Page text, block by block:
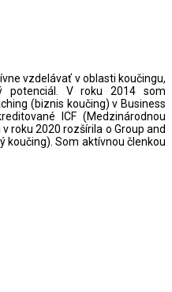
vzdelávať v oblasti koučingu,
potenciál. V roku 2014 som
(biznis koučing) v Business
ICF (Medzinárodnou
roku 2020 rozšírila o Group and
koučing). Som aktívnou členkou